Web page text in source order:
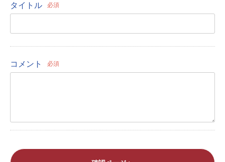
タイトル 必須
コメント 必須